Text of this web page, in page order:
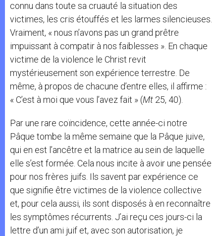
connu dans toute sa cruauté la situation des
victimes, les cris étouffés et les larmes silencieuses.
Vraiment, « nous n’avons pas un grand prêtre
impuissant à compatir à nos faiblesses ». En chaque
victime de la violence le Christ revit
mystérieusement son expérience terrestre. De
même, à propos de chacune d’entre elles, il affirme :
« C’est à moi que vous l’avez fait » (Mt 25, 40).
Par une rare coïncidence, cette année-ci notre
Pâque tombe la même semaine que la Pâque juive,
qui en est l’ancêtre et la matrice au sein de laquelle
elle s’est formée. Cela nous incite à avoir une pensée
pour nos frères juifs. Ils savent par expérience ce
que signifie être victimes de la violence collective
et, pour cela aussi, ils sont disposés à en reconnaître
les symptômes récurrents. J’ai reçu ces jours-ci la
lettre d’un ami juif et, avec son autorisation, je